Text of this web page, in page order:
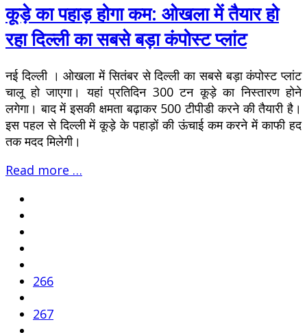
कूड़े का पहाड़ होगा कम: ओखला में तैयार हो
रहा दिल्ली का सबसे बड़ा कंपोस्ट प्लांट
नई दिल्ली । ओखला में सितंबर से दिल्ली का सबसे बड़ा कंपोस्ट प्लांट
चालू हो जाएगा। यहां प्रतिदिन 300 टन कूड़े का निस्तारण होने
लगेगा। बाद में इसकी क्षमता बढ़ाकर 500 टीपीडी करने की तैयारी है।
इस पहल से दिल्ली में कूड़े के पहाड़ों की ऊंचाई कम करने में काफी हद
तक मदद मिलेगी।
Read more …
266
267